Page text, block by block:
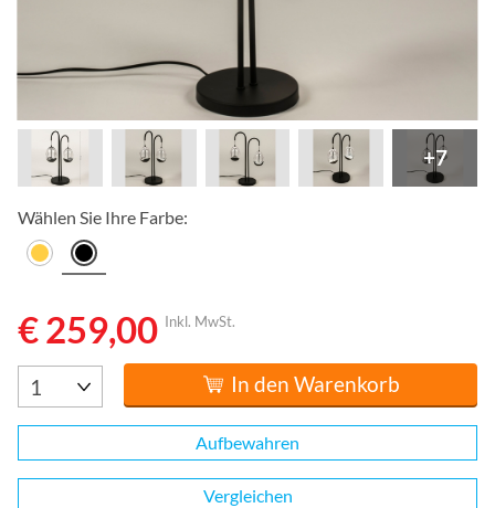
+7
Wählen Sie Ihre Farbe:
€ 259,00 Inkl. MwSt.
In den Warenkorb
Aufbewahren
Vergleichen